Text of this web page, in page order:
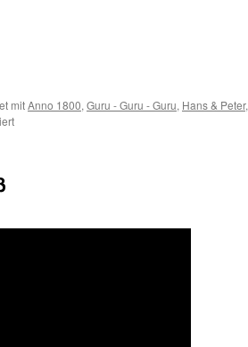
mitAnno 1800, Guru - Guru - Guru, Hans & Peter,
für
Anno